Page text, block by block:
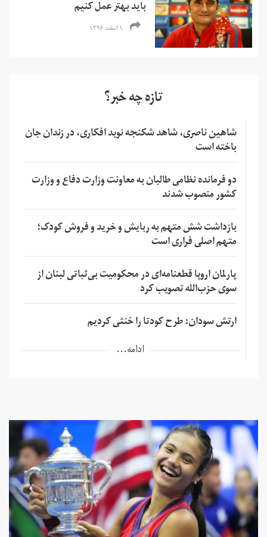
باید بهتر عمل کنیم
۱ اسفند ۱۳۹۶
تازه چه خبر؟
شاهین ناصری، شاهد شکنجه نوید افکاری، در زندان جان
باخته است
دو فرمانده نظامی طالبان به معاونت وزارت دفاع و وزارت
کشور منصوب شدند
بازداشت شش متهم به ربایش و خرید و فروش کودک؛
متهم اصلی فراری است
پارلمان اروپا قطعنامه‌ای در محکومیت بی‌ثباتی لبنان از
سوی حزب‌الله تصویب کرد
ارتش سودان: طرح کودتا را خنثی کردیم
ادامه...